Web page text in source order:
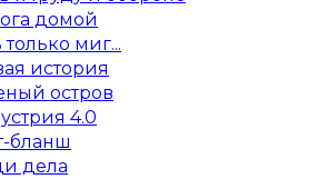
домой
только миг...
история
остров
4.0
бланш
дела